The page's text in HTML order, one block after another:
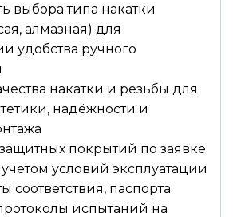
выбора типа накатки
алмазная) для
удобства ручного
накатки и резьбы для
надёжности и
покрытий по заявке
учётом условий эксплуатации
соответствия, паспорта
испытаний на